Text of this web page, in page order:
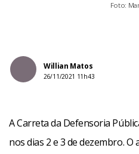
Foto:
Willian Matos
26/11/2021 11h43
A Carreta da Defensoria
nos dias 2 e 3 de dezembro.